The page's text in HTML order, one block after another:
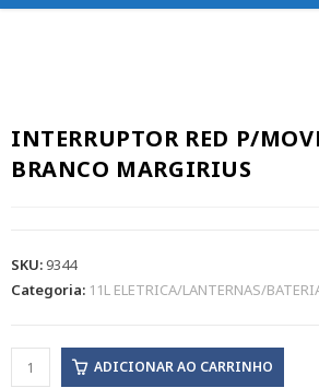
INTERRUPTOR RED P/
BRANCO MARGIRIUS
SKU:9344
Categoria: 11L ELETRICA/LANTERNAS/
ADICIONAR AO CARRINHO